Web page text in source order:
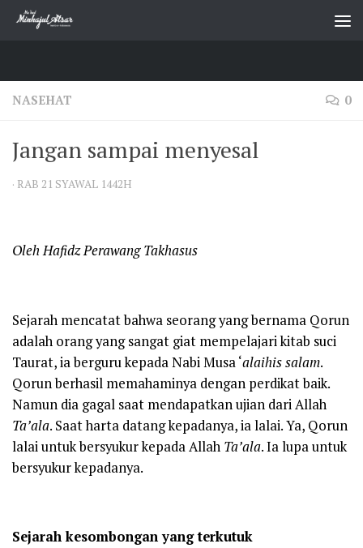
Skip to content
NASEHAT 0
Jangan sampai menyesal
· RAB 21 SYAWAL 1442H
Oleh Hafidz Perawang Takhasus
Sejarah mencatat bahwa seorang yang bernama Qorun
adalah orang yang sangat giat mempelajari kitab suci
Taurat, ia berguru kepada Nabi Musa ‘alaihis salam.
Qorun berhasil memahaminya dengan perdikat baik.
Namun dia gagal saat mendapatkan ujian dari Allah
Ta’ala. Saat harta datang kepadanya, ia lalai. Ya, Qorun
lalai untuk bersyukur kepada Allah Ta’ala. Ia lupa untuk
bersyukur kepadanya.
Sejarah kesombongan yang terkutuk